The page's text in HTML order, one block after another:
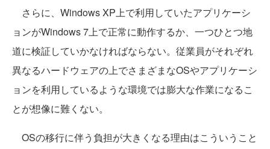
さらに、Windows XP上で利用していたアプリケーシ
ョンがWindows 7上で正常に動作するか、一つひとつ地
道に検証していかなければならない。従業員がそれぞれ
異なるハードウェアの上でさまざまなOSやアプリケーシ
ョンを利用しているような環境では膨大な作業になるこ
とが想像に難くない。
OSの移行に伴う負担が大きくなる理由はこういうこと